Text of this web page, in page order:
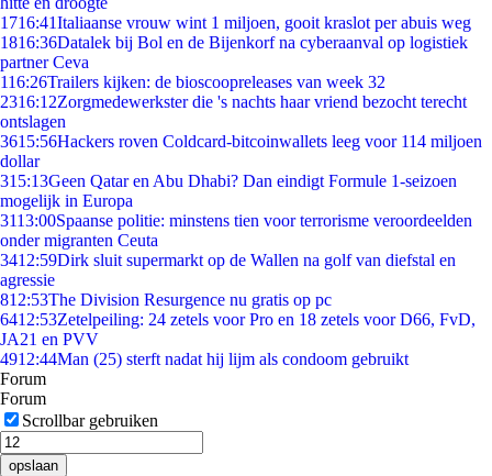
1716:41Italiaanse vrouw wint 1 miljoen, gooit kraslot per abuis weg
1816:36Datalek bij Bol en de Bijenkorf na cyberaanval op logistiek
partner Ceva
116:26Trailers kijken: de bioscoopreleases van week 32
2316:12Zorgmedewerkster die 's nachts haar vriend bezocht terecht
ontslagen
3615:56Hackers roven Coldcard-bitcoinwallets leeg voor 114 miljoen
dollar
315:13Geen Qatar en Abu Dhabi? Dan eindigt Formule 1-seizoen
mogelijk in Europa
3113:00Spaanse politie: minstens tien voor terrorisme veroordeelden
onder migranten Ceuta
3412:59Dirk sluit supermarkt op de Wallen na golf van diefstal en
agressie
812:53The Division Resurgence nu gratis op pc
6412:53Zetelpeiling: 24 zetels voor Pro en 18 zetels voor D66, FvD,
JA21 en PVV
4912:44Man (25) sterft nadat hij lijm als condoom gebruikt
Forum
Forum
Scrollbar gebruiken
opslaan